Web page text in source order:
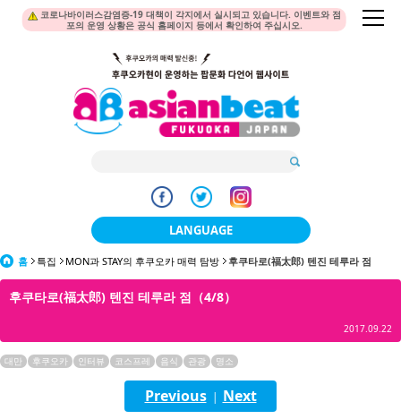
코로나바이러스감염증-19 대책이 각지에서 실시되고 있습니다. 이벤트와 점
포의 운영 상황은 공식 홈페이지 등에서 확인하여 주십시오.
LANGUAGE
日本語
한국어
繁體中文
English
홈 특집 MON과 STAY의 후쿠오카 매력 탐방 후쿠타로(福太郎) 텐진 테루라 점
후쿠타로(福太郎) 텐진 테루라 점（4/8）
2017.09.22
대만 후쿠오카 인터뷰 코스프레 음식 관광 명소
Previous| Next